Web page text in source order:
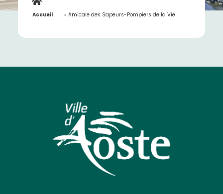
Accueil »Amicale des Sapeurs-Pompiers de la Vie